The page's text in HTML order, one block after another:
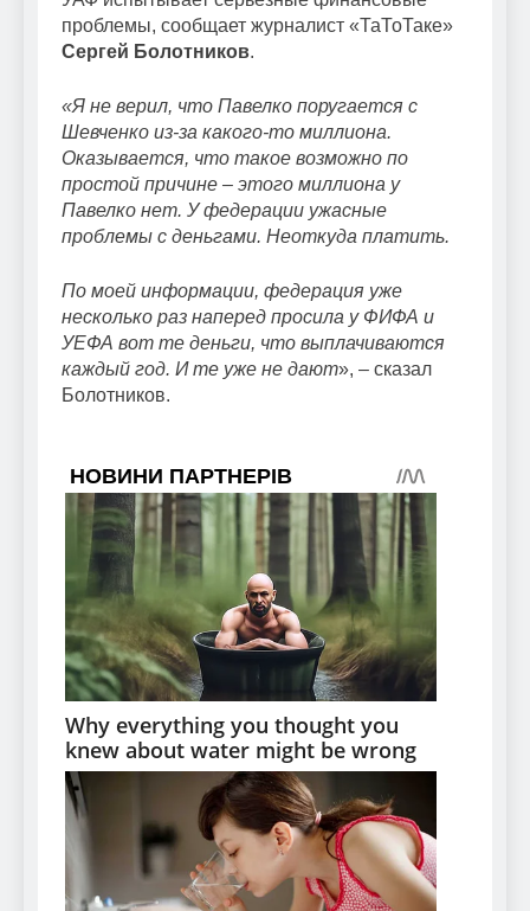
проблемы, сообщает журналист «ТаТоТаке»
Сергей Болотников.
«Я не верил, что Павелко поругается с
Шевченко из-за какого-то миллиона.
Оказывается, что такое возможно по
простой причине – этого миллиона у
Павелко нет. У федерации ужасные
проблемы с деньгами. Неоткуда платить.
По моей информации, федерация уже
несколько раз наперед просила у ФИФА и
УЕФА вот те деньги, что выплачиваются
каждый год. И те уже не дают», – сказал
Болотников.